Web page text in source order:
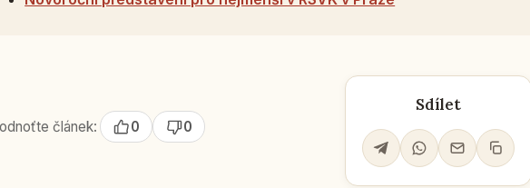
článek: 0 0
Sdílet